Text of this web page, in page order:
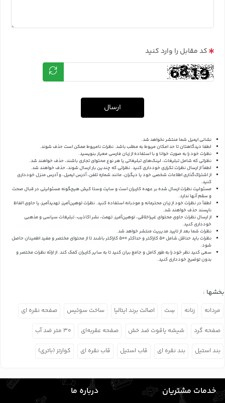
کد مقابل را وارد کنید
ارسال
نشانی ایمیل شما منتشر نخواهد شد.
لطفا دیدگاهتان تا حد امکان مربوط به مطلب باشد. نظرات نامربوط ممکن است حذف شوند.
نظرات خود را به صورت خوانا و با استفاده از زبان فارسی معیار بنویسید.
نظراتی که شامل تبلیغات، لینک‌های تبلیغاتی یا هر نوع محتوای تجاری باشند، حذف خواهند شد.
لطفاً از ارسال نظرات تکراری خودداری کنید. نظراتی که چندین بار ارسال شوند، حذف خواهند شد.
از اشتراک‌گذاری اطلاعات شخصی خود یا دیگران، مانند شماره تلفن، آدرس ایمیل، و آدرس منزل خودداری
کنید.
مسئولیت نظرات ارسال شده بر عهده کاربران است و سایت وستا کیش هیچگونه مسئولیتی در قبال صحت
و سقم آنها ندارد.
لطفاً در نظرات خود از زبان محترمانه و مودبانه استفاده کنید. نظرات توهین‌آمیز، تهدیدآمیز، یا حاوی الفاظ
ناپسند حذف خواهند شد.
از ارسال نظرات حاوی محتوای غیراخلاقی، توهین‌آمیز، تهمت، نشر اکاذیب، تبلیغات سیاسی و مذهبی
خودداری کنید.
نظرات شما بعد از تایید مدیریت منتشر خواهد شد.
نظرات باید حداقل شامل 50 کاراکتر و حداکثر 500 کاراکتر باشند تا از محتوای مختصر و مفید اطمینان حاصل
شود.
سعی کنید نظر خود را به طور کامل و جامع بیان کنید تا به سایر کاربران کمک کند.از ارائه نظرات مختصر و
بدون توضیح خودداری کنید.
بخشها :
مردانه زنانه سِت اصالت برند ایتالیا ساخت سوئیس صفحه نقره ای
صفحه گرد شیشه یاقوت ضد خش صفحه عقربه‌ای ۳۰ متر ضد آب
بند استیل بند نقره ای قاب استیل قاب نقره ای کوارتز (باتری)
خدمات مشتریان
درباره ما